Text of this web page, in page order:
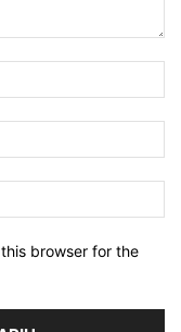
browser for the